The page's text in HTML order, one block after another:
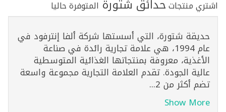
اشتري منتجاتحدائق شتورة المتوفرة حاليا
حديقة شتورة، التي أسستها شركة ألفا إنترفود في
عام 1994، هي علامة تجارية رائدة في صناعة
الأغذية، معروفة بمنتجاتها الغذائية المتوسطية
عالية الجودة. تقدم العلامة التجارية مجموعة واسعة
تضم أكثر من 2...
Show More